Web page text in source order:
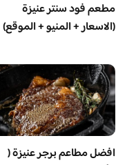
مطعم فود سنتر عنيزة
(الاسعار + المنيو + الموقع)
افضل مطاعم برجر عنيزة (